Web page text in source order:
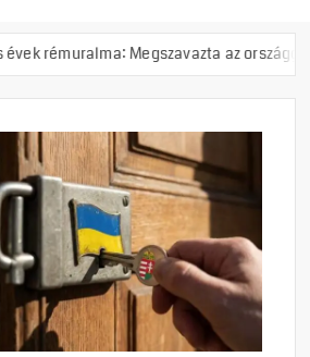
Megszavazta az országgyűlés a tiszás